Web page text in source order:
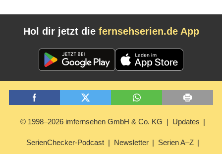
Hol dir jetzt die fernsehserien.de App
© 1998–2026 imfernsehen GmbH & Co. KG Updates
SerienChecker-Podcast Newsletter Serien A–Z